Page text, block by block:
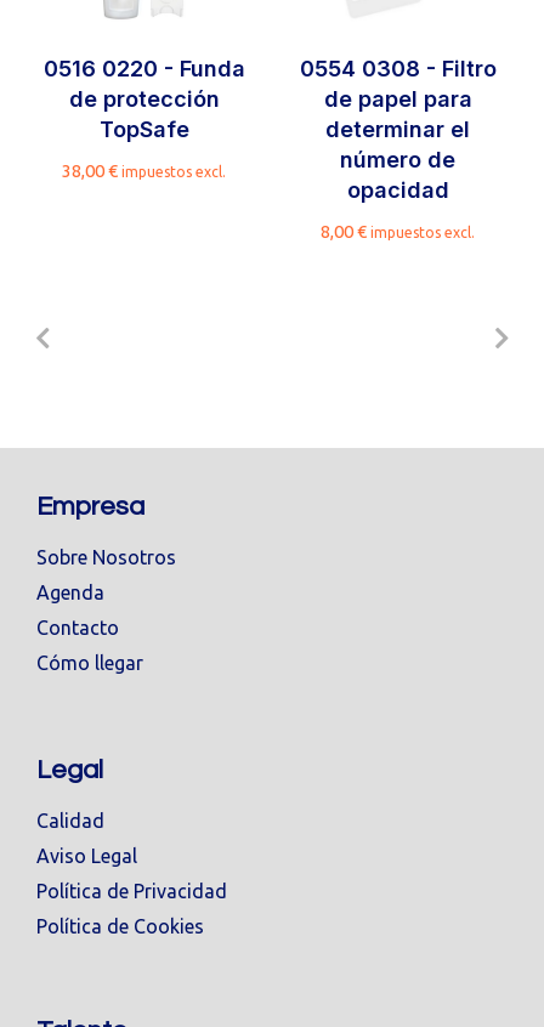
0516 0220 - Funda
de protección
TopSafe
38,00€ impuestos excl.
0554 0308 - Filtro
de papel para
determinar el
número de
opacidad
8,00€ impuestos excl.
Empresa
Sobre Nosotros
Agenda
Contacto
Cómo llegar
Legal
Calidad
Aviso Legal
Política de Privacidad
Política de Cookies